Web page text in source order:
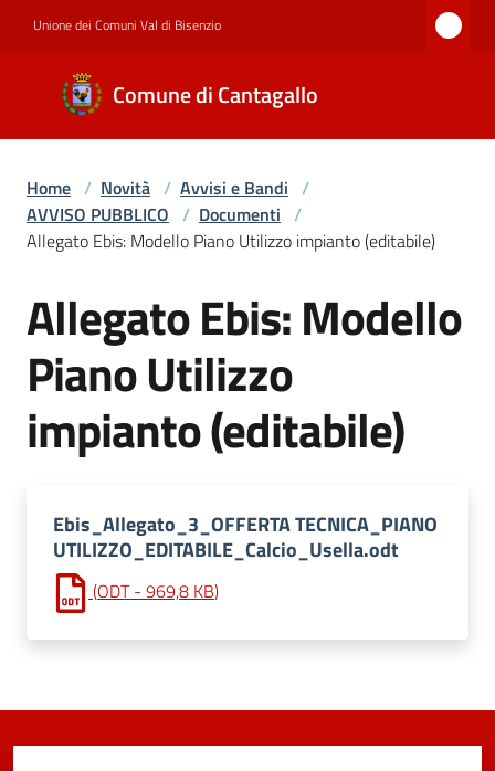
Unione dei Comuni Val di Bisenzio
Comune di Cantagallo
Comune di
Cantagallo
Amministrazione
Servizi
dati
Home / Novità / Avvisi e Bandi /
AVVISO PUBBLICO / Documenti /
Allegato Ebis: Modello Piano Utilizzo impianto (editabile)
Allegato Ebis: Modello
Piano Utilizzo
impianto (editabile)
Ebis_Allegato_3_OFFERTA TECNICA_PIANO
UTILIZZO_EDITABILE_Calcio_Usella.odt
(ODT- 969,8 KB)